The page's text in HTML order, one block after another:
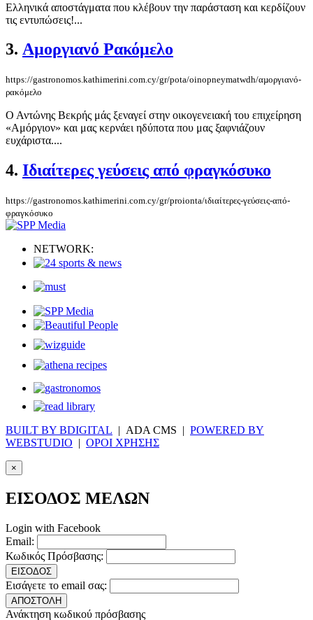
Ελληνικά αποστάγματα που κλέβουν την παράσταση και κερδίζουν
τις εντυπώσεις!...
3. Αµοργιανό Ρακόμελο
https://gastronomos.kathimerini.com.cy/gr/pota/oinopneymatwdh/αµοργιανό-
ρακόμελο
Ο Αντώνης Βεκρής μάς ξεναγεί στην οικογενειακή του επιχείρηση
«Αμόργιον» και μας κερνάει ηδύποτα που μας ξαφνιάζουν
ευχάριστα....
4. Ιδιαίτερες γεύσεις από φραγκόσυκο
https://gastronomos.kathimerini.com.cy/gr/proionta/ιδιαίτερες-γεύσεις-από-
φραγκόσυκο
NETWORK:
BUILT BY BDIGITAL | ADA CMS | POWERED BY
WEBSTUDIO | ΟΡΟΙ ΧΡΗΣΗΣ
×
ΕΙΣΟΔΟΣ ΜΕΛΩΝ
Login with Facebook
Email:
Κωδικός Πρόσβασης:
ΕΙΣΟΔΟΣ
Εισάγετε το email σας:
ΑΠΟΣΤΟΛΗ
Ανάκτηση κωδικού πρόσβασης